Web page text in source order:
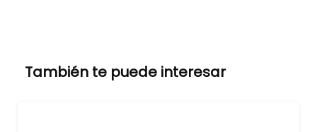
También te puede interesar